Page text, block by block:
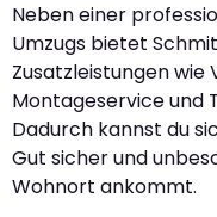
Neben einer
Umzugs bietet
Zusatzleistungen
Montageservice und
Dadurch kannst du
Gut sicher und
Wohnort ankommt.